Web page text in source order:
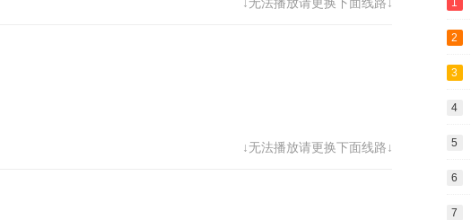
↓无法播放请更换下面线路↓
1
2
3
4
5
6
7